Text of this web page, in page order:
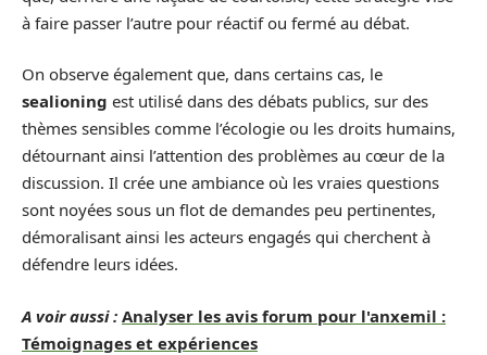
à faire passer l’autre pour réactif ou fermé au débat.
On observe également que, dans certains cas, le
sealioning est utilisé dans des débats publics, sur des
thèmes sensibles comme l’écologie ou les droits humains,
détournant ainsi l’attention des problèmes au cœur de la
discussion. Il crée une ambiance où les vraies questions
sont noyées sous un flot de demandes peu pertinentes,
démoralisant ainsi les acteurs engagés qui cherchent à
défendre leurs idées.
A voir aussi : Analyser les avis forum pour l'anxemil :
Témoignages et expériences